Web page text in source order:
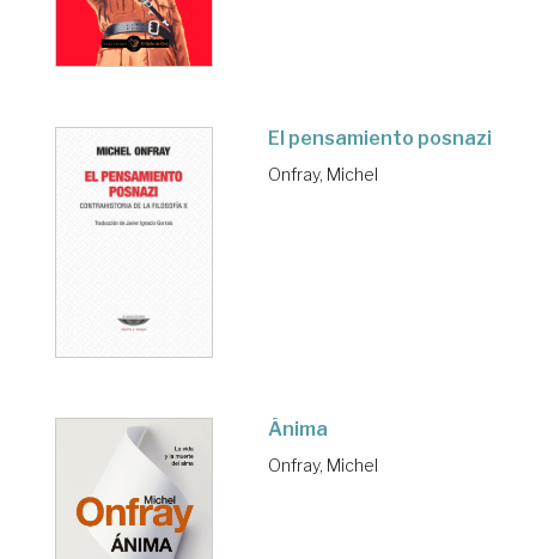
El pensamiento posnazi
Onfray, Michel
Ánima
Onfray, Michel